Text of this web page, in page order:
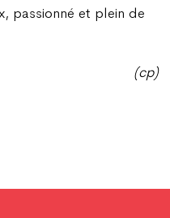
passionné et plein de
(cp)